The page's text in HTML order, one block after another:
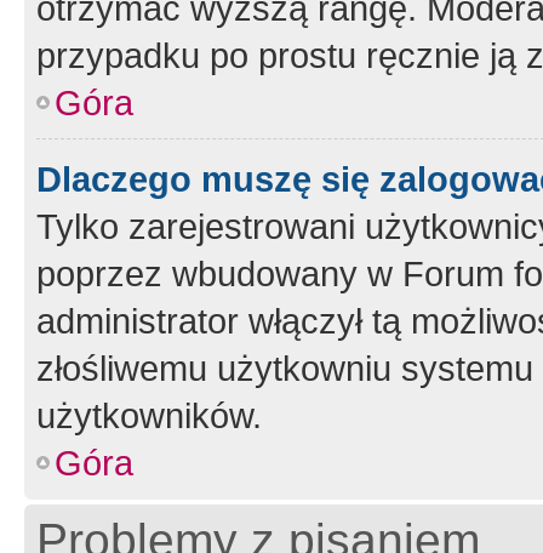
przypadku po prostu ręcznie ją
Góra
Dlaczego muszę się
Tylko zarejestrowani
poprzez wbudowany w Forum
administrator włączył tą
złośliwemu użytkowniu
użytkowników.
Góra
Problemy z pisaniem